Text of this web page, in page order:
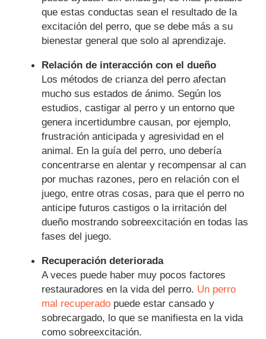
que estas conductas sean el resultado de la
excitación del perro, que se debe más a su
bienestar general que solo al aprendizaje.
Relación de interacción con el dueño
Los métodos de crianza del perro afectan
mucho sus estados de ánimo. Según los
estudios, castigar al perro y un entorno que
genera incertidumbre causan, por ejemplo,
frustración anticipada y agresividad en el
animal. En la guía del perro, uno debería
concentrarse en alentar y recompensar al can
por muchas razones, pero en relación con el
juego, entre otras cosas, para que el perro no
anticipe futuros castigos o la irritación del
dueño mostrando sobreexcitación en todas las
fases del juego.
Recuperación deteriorada
A veces puede haber muy pocos factores
restauradores en la vida del perro. Un perro
mal recuperado puede estar cansado y
sobrecargado, lo que se manifiesta en la vida
como sobreexcitación.